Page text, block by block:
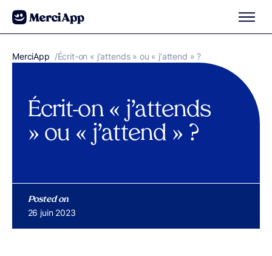
Aller au contenu
MerciApp correcteur orthographe
/Écrit-on « j’attends » ou « j’attend » ?
Écrit-on « j’attends
» ou « j’attend » ?
Posted on
Publié le
26 juin 2023